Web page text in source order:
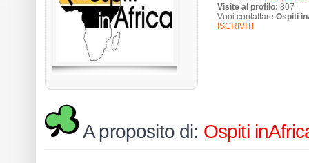
Visite al profilo: 807
Vuoi contattare Ospiti
ISCRIVITI
A proposito di: Ospiti